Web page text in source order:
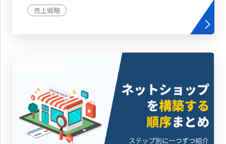
売上戦略